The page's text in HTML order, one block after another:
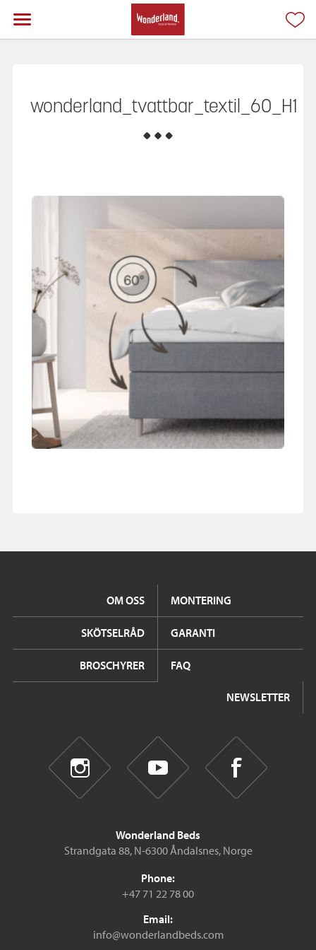
wonderland_tvattbar_textil_60_H1
OM OSS MONTERING
SKÖTSELRÅD GARANTI
BROSCHYRER FAQ
NEWSLETTER
Wonderland Beds
Strandgata 88, N-6300 Åndalsnes, Norge
Phone:
+47 71 22 78 00
Email:
info@wonderlandbeds.com